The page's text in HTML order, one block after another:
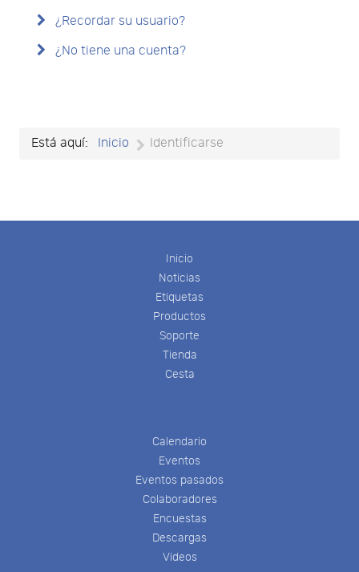
¿Recordar su usuario?
¿No tiene una cuenta?
Está aquí: Inicio Identificarse
Inicio
Noticias
Etiquetas
Productos
Soporte
Tienda
Cesta
Calendario
Eventos
Eventos pasados
Colaboradores
Encuestas
Descargas
Videos